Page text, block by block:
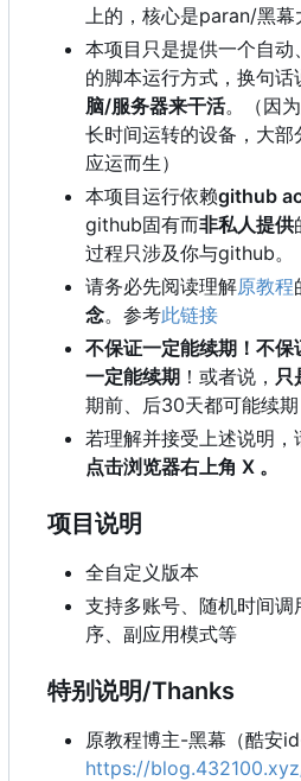
上的，核心是paran/黑幕
本项目只是提供一个自
的脚本运行方式，换句话
脑/服务器来干活。（因
长时间运转的设备，大部
应运而生）
本项目运行依赖github
github固有而非私人提供
过程只涉及你与github。
请务必先阅读理解原教程
念。参考此链接
不保证一定能续期！不
一定能续期 ！或者说， 只
期前、后30天都可能续期
若理解并接受上述说明，
点击浏览器右上角 X 。
项目说明
全自定义版本
支持多账号、随机时间
序、副应用模式等
特别说明/Thanks
原教程博主-黑幕（酷安
https://